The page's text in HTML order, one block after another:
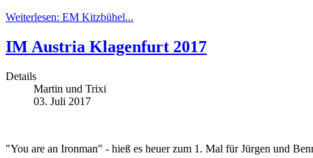
Weiterlesen: EM Kitzbühel...
IM Austria Klagenfurt 2017
Details
Martin und Trixi
03. Juli 2017
"You are an Ironman" - hieß es heuer zum 1. Mal für Jürgen und